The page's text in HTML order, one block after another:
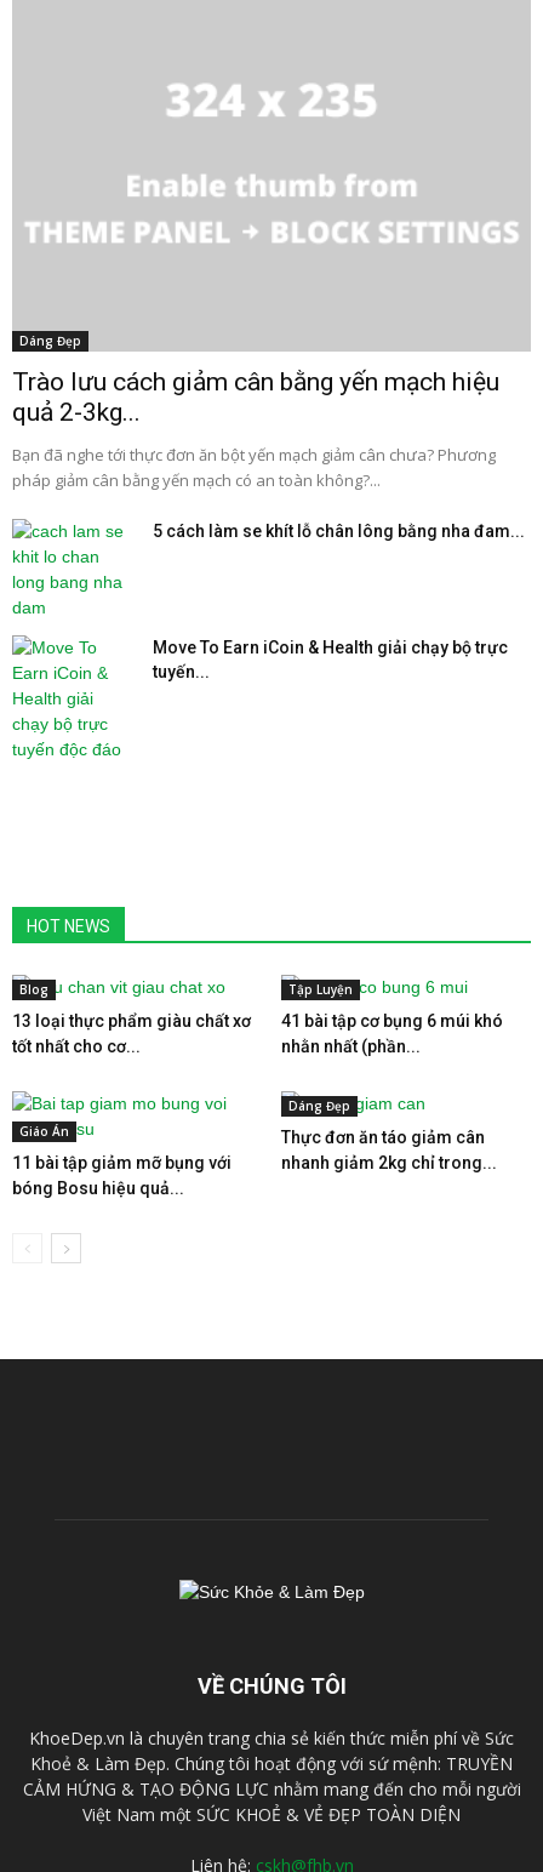
Dáng Đẹp
Trào lưu cách giảm cân bằng yến mạch hiệu
quả 2-3kg...
Bạn đã nghe tới thực đơn ăn bột yến mạch giảm cân chưa? Phương
pháp giảm cân bằng yến mạch có an toàn không?...
5 cách làm se khít lỗ chân lông bằng nha đam...
Move To Earn iCoin & Health giải chạy bộ trực
tuyến...
HOT NEWS
Blog
13 loại thực phẩm giàu chất xơ
tốt nhất cho cơ...
Tập Luyện
41 bài tập cơ bụng 6 múi khó
nhằn nhất (phần...
Giáo Án
11 bài tập giảm mỡ bụng với
bóng Bosu hiệu quả...
Dáng Đẹp
Thực đơn ăn táo giảm cân
nhanh giảm 2kg chỉ trong...
VỀ CHÚNG TÔI
KhoeDep.vn là chuyên trang chia sẻ kiến thức miễn phí về Sức
Khoẻ & Làm Đẹp. Chúng tôi hoạt động với sứ mệnh: TRUYỀN
CẢM HỨNG & TẠO ĐỘNG LỰC nhằm mang đến cho mỗi người
Việt Nam một SỨC KHOẺ & VẺ ĐẸP TOÀN DIỆN
Liên hệ: cskh@fhb.vn